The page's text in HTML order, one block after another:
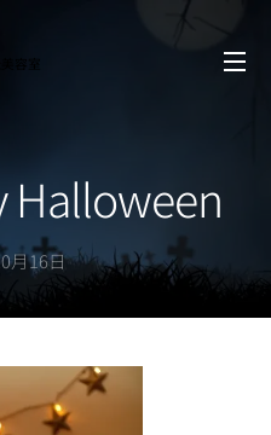
美容室
月16日